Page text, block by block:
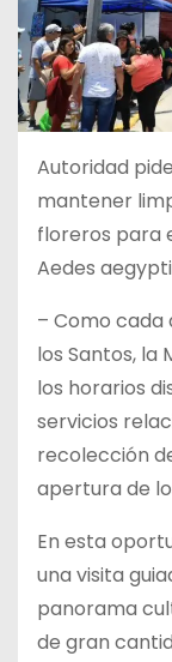
Autoridad
mantener
floreros para
Aedes aegypti
– Como cada
los Santos, la
los horarios
servicios
recolección
apertura de
En esta
una visita
panorama
de gran